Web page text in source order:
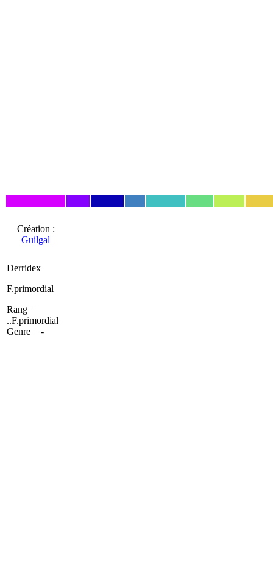
Création :
Guilgal
Derridex
F.primordial
Rang =
..F.primordial
Genre = -